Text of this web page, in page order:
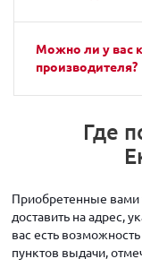
Можно ли у вас
производителя?
Где
Приобретенные
доставить на адрес,
вас есть
пунктов выдачи,